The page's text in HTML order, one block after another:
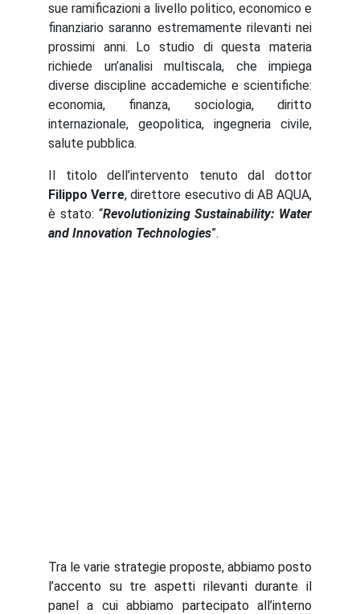
sue ramificazioni a livello politico, economico e
finanziario saranno estremamente rilevanti nei
prossimi anni. Lo studio di questa materia
richiede un’analisi multiscala, che impiega
diverse discipline accademiche e scientifiche:
economia, finanza, sociologia, diritto
internazionale, geopolitica, ingegneria civile,
salute pubblica.
Il titolo dell’intervento tenuto dal dottor
Filippo Verre, direttore esecutivo di AB AQUA,
è stato: “Revolutionizing Sustainability: Water
and Innovation Technologies”.
Tra le varie strategie proposte, abbiamo posto
l’accento su tre aspetti rilevanti durante il
panel a cui abbiamo partecipato all’interno